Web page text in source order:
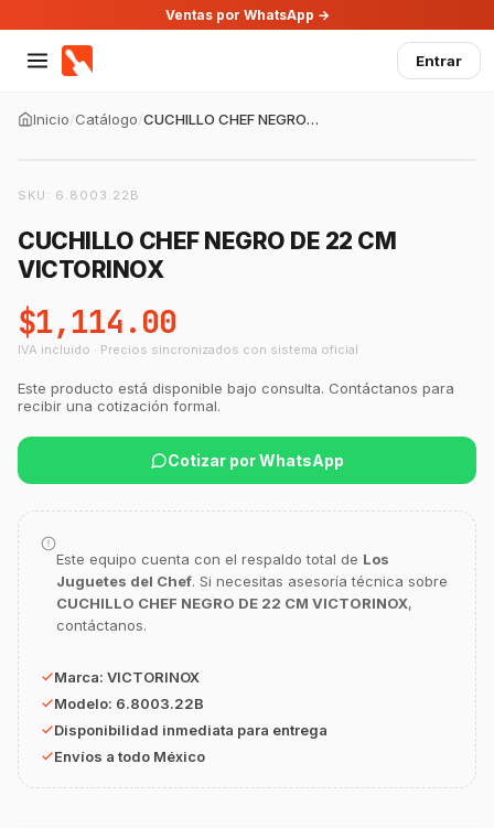
Ventas por WhatsApp →
Entrar
Inicio/Catálogo/ CUCHILLO CHEF NEGRO DE 22 CM VICTORINOX
SKU: 6.8003.22B
CUCHILLO CHEF NEGRO DE 22 CM
VICTORINOX
$1,114.00
IVA incluido · Precios sincronizados con sistema oficial
Este producto está disponible bajo consulta. Contáctanos para
recibir una cotización formal.
Cotizar por WhatsApp
Este equipo cuenta con el respaldo total de Los
Juguetes del Chef. Si necesitas asesoría técnica sobre
CUCHILLO CHEF NEGRO DE 22 CM VICTORINOX,
contáctanos.
Marca: VICTORINOX
Modelo: 6.8003.22B
Disponibilidad inmediata para entrega
Envíos a todo México
¡Hola Chef! 🍳 Soy GastroBot, tu asesor
de cocina profesional de GastroArt.
Buscar estufas industriales
Ver uniformes y filipinas